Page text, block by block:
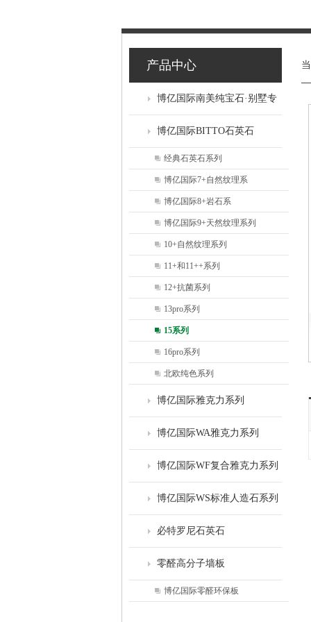
产品中心
博亿国际南美纯宝石·别墅专
博亿国际BITTO石英石
经典石英石系列
博亿国际7+自然纹理系
博亿国际8+岩石系
博亿国际9+天然纹理系列
10+自然纹理系列
11+和11++系列
12+抗菌系列
13pro系列
15系列
16pro系列
北欧纯色系列
博亿国际雅克力系列
博亿国际WA雅克力系列
博亿国际WF复合雅克力系列
博亿国际WS标准人造石系列
必特罗尼石英石
零醛高分子墙板
博亿国际零醛环保板